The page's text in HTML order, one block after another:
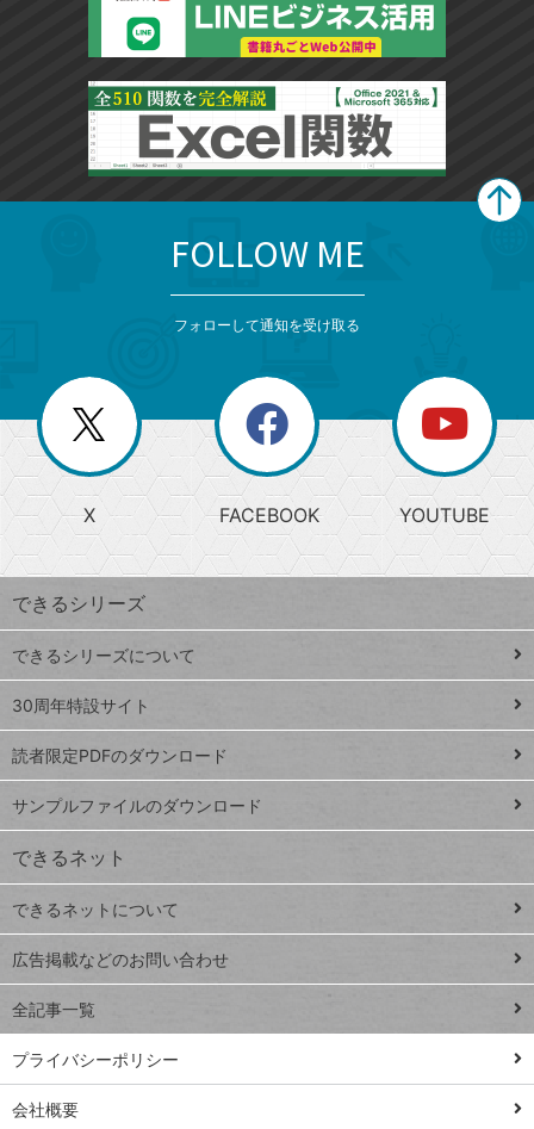
じ
る
search
検
索
上
昇
ワ
ー
ド
Google
スプレ
ッドシ
ート
iPhone
VLOOKUP
close
閉じ
る
閉
じ
る
ー
か
ら
探
す
ト
ッ
プ
ペ
ジ
連載
Excel Q&A
トイアンナ流仕
事術
PowerAutomate
ではじめる業務
の完全自動化
AI議事録作成術
FOLLOW ME
フォローして通知を受け取る
X FACEBOOK YOUTUBE
できるシリーズ
できるシリーズについて
30周年特設サイト
読者限定PDFのダウンロード
サンプルファイルのダウンロード
できるネット
できるネットについて
広告掲載などのお問い合わせ
全記事一覧
プライバシーポリシー
会社概要